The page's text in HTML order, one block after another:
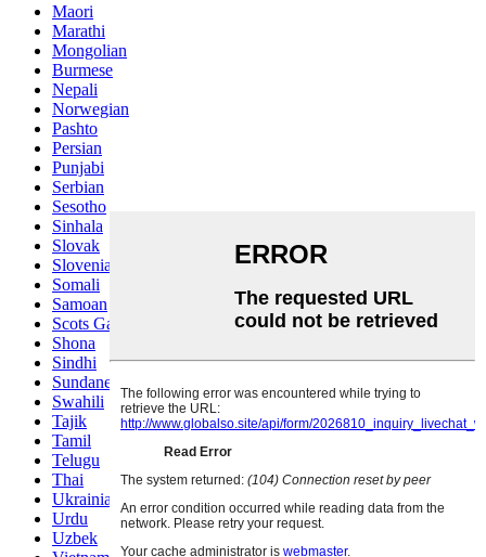
Maori
Marathi
Mongolian
Burmese
Nepali
Norwegian
Pashto
Persian
Punjabi
Serbian
Sesotho
Sinhala
Slovak
Slovenian
Somali
Samoan
Scots Gaelic
Shona
Sindhi
Sundanese
Swahili
Tajik
Tamil
Telugu
Thai
Ukrainian
Urdu
Uzbek